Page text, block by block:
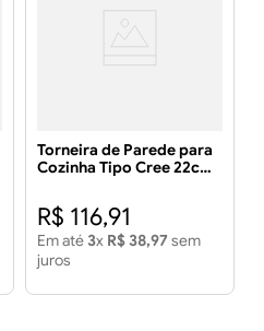
Torneira de Parede para
Cozinha Tipo Cree 22cm
R$ 116,91
Em até 3x R$ 38,97 sem
juros